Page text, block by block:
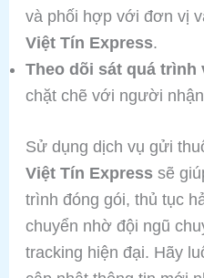
và phối hợp với đơn vị
Việt Tín Express.
Theo dõi sát quá trình
chặt chẽ với người
Sử dụng dịch vụ gửi
Việt Tín Expresssẽ
trình đóng gói, thủ tục
chuyển nhờ đội ngũ
tracking hiện đại. Hãy